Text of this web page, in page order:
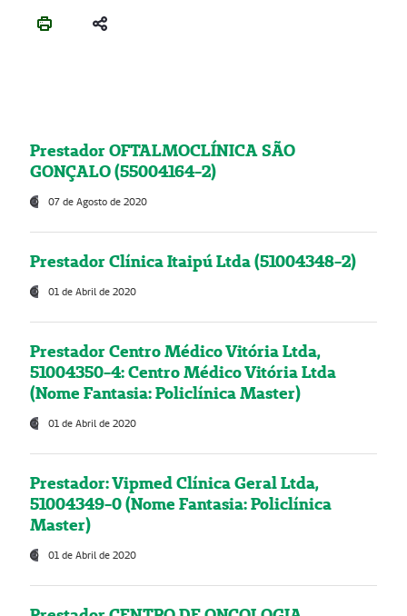
Prestador OFTALMOCLÍNICA SÃO
GONÇALO (55004164-2)
07 de Agosto de 2020
Prestador Clínica Itaipú Ltda (51004348-2)
01 de Abril de 2020
Prestador Centro Médico Vitória Ltda,
51004350-4: Centro Médico Vitória Ltda
(Nome Fantasia: Policlínica Master)
01 de Abril de 2020
Prestador: Vipmed Clínica Geral Ltda,
51004349-0 (Nome Fantasia: Policlínica
Master)
01 de Abril de 2020